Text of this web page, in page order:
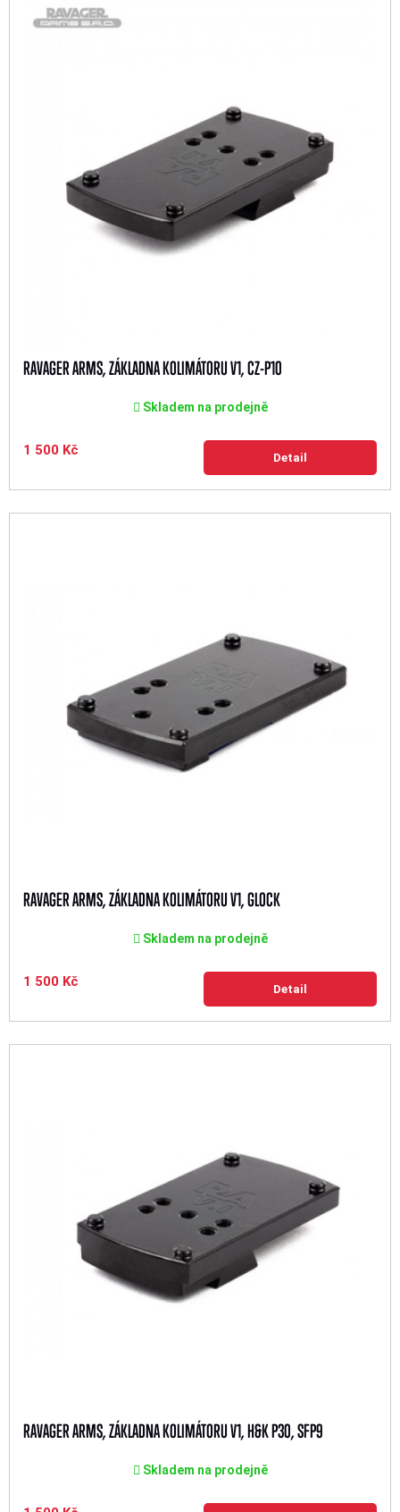
RAVAGER ARMS, ZÁKLADNA KOLIMÁTORU V1, CZ-P10
Skladem na prodejně
1 500 Kč Detail
RAVAGER ARMS, ZÁKLADNA KOLIMÁTORU V1, GLOCK
Skladem na prodejně
1 500 Kč Detail
RAVAGER ARMS, ZÁKLADNA KOLIMÁTORU V1, H&K P30, SFP9
Skladem na prodejně